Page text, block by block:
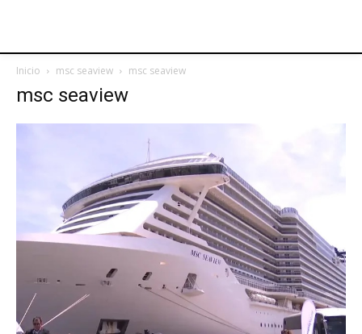
Inicio msc seaview msc seaview
msc seaview